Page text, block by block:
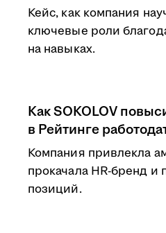
Кейс, как компания
ключевые роли
на навыках.
Как SOKOLOV
в Рейтинге
Компания привлекла
прокачала HR-бренд и
позиций.